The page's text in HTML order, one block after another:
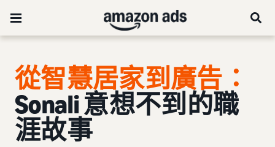
從智慧居家到廣告：
Sonali 意想不到的職
涯故事